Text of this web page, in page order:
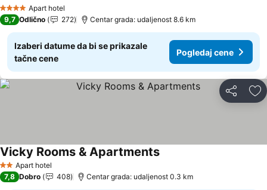
4 ZvezdiceApart hotel
9,7 Odlično 272 Centar grada: udaljenost 8.6 km
Izaberi datume da bi se prikazale
tačne cene
Pogledaj cene
Deli
2 Zvezdice
Apart hotel
Vicky Rooms & Apartments
7,8 Dobro 408 Centar grada: udaljenost 0.3 km